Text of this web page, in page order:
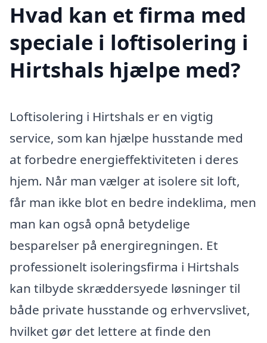
Hvad kan et firma med
speciale i loftisolering i
Hirtshals hjælpe med?
Loftisolering i Hirtshals er en vigtig
service, som kan hjælpe husstande med
at forbedre energieffektiviteten i deres
hjem. Når man vælger at isolere sit loft,
får man ikke blot en bedre indeklima, men
man kan også opnå betydelige
besparelser på energiregningen. Et
professionelt isoleringsfirma i Hirtshals
kan tilbyde skræddersyede løsninger til
både private husstande og erhvervslivet,
hvilket gør det lettere at finde den